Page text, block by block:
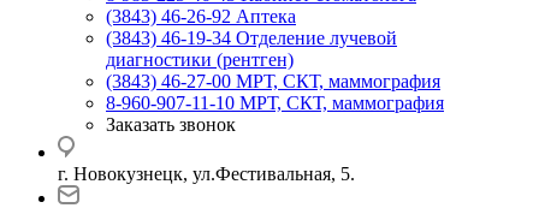
(3843) 46-26-92 Аптека
(3843) 46-19-34 Отделение лучевой
диагностики (рентген)
(3843) 46-27-00 МРТ, СКТ, маммография
8-960-907-11-10 МРТ, СКТ, маммография
Заказать звонок
г. Новокузнецк, ул.Фестивальная, 5.